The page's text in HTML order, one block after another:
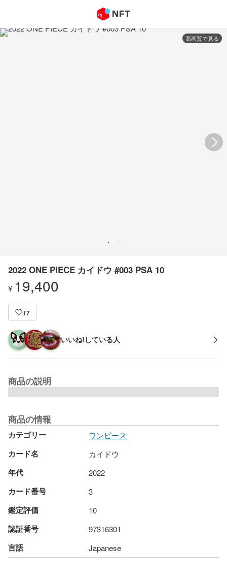
高画質で見る
2022 ONE PIECE カイドウ #003 PSA 10
¥ 19,400
17
いいね!している人
商品の説明
商品の情報
カテゴリー ワンピース
カード名 カイドウ
年代 2022
カード番号 3
鑑定評価 10
認証番号 97316301
言語 Japanese